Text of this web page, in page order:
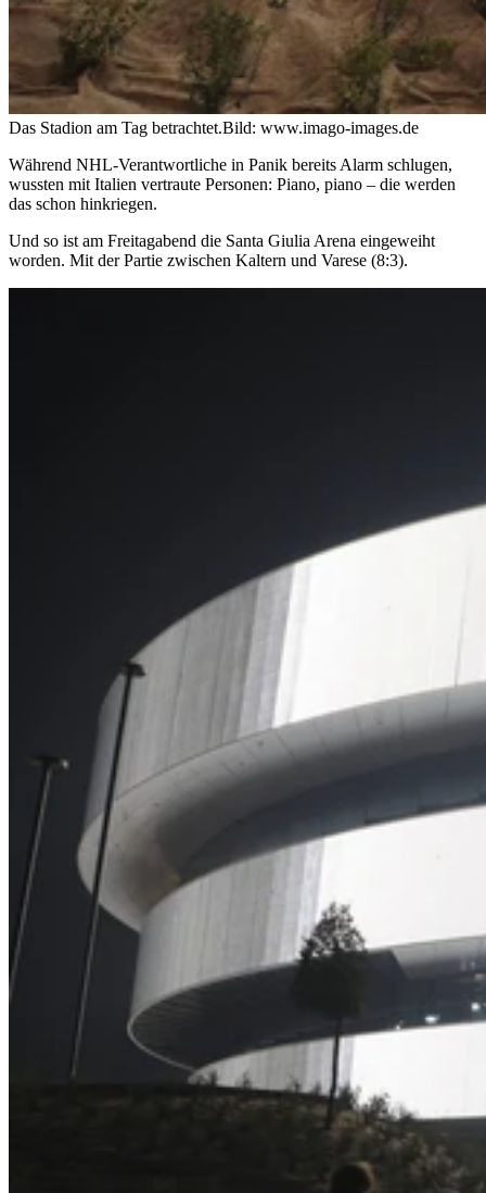
Das Stadion am Tag betrachtet.Bild: www.imago-images.de
Während NHL-Verantwortliche in Panik bereits Alarm schlugen,
wussten mit Italien vertraute Personen: Piano, piano – die werden
das schon hinkriegen.
Und so ist am Freitagabend die Santa Giulia Arena eingeweiht
worden. Mit der Partie zwischen Kaltern und Varese (8:3).